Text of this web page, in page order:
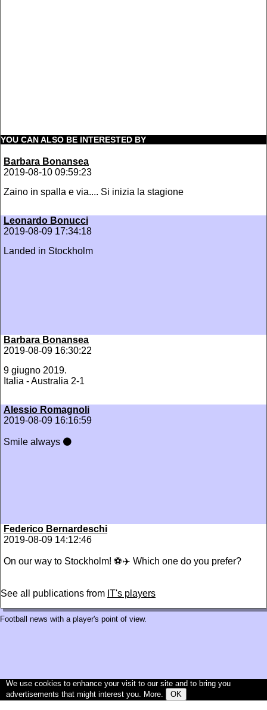
YOU CAN ALSO BE INTERESTED BY
Barbara Bonansea
2019-08-10 09:59:23
Zaino in spalla e via.... Si inizia la stagione
Leonardo Bonucci
2019-08-09 17:34:18
Landed in Stockholm
Barbara Bonansea
2019-08-09 16:30:22
9 giugno 2019.
Italia - Australia 2-1
Alessio Romagnoli
2019-08-09 16:16:59
Smile always ⚫️
Federico Bernardeschi
2019-08-09 14:12:46
On our way to Stockholm! ⚽✈️ Which one do you prefer?
See all publications from IT's players
Football news with a player's point of view.
We use cookies to enhance your visit to our site and to bring you
advertisements that might interest you. More. OK